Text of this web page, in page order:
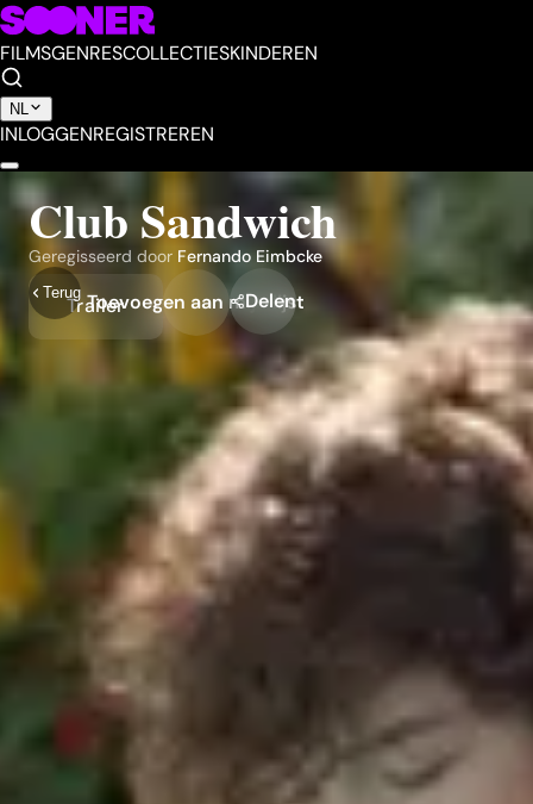
FILMSGENRESCOLLECTIESKINDEREN
NL
INLOGGENREGISTREREN
Terug
Club Sandwich
Geregisseerd door Fernando Eimbcke
Trailer
Toevoegen aan mijn lijst
Delen